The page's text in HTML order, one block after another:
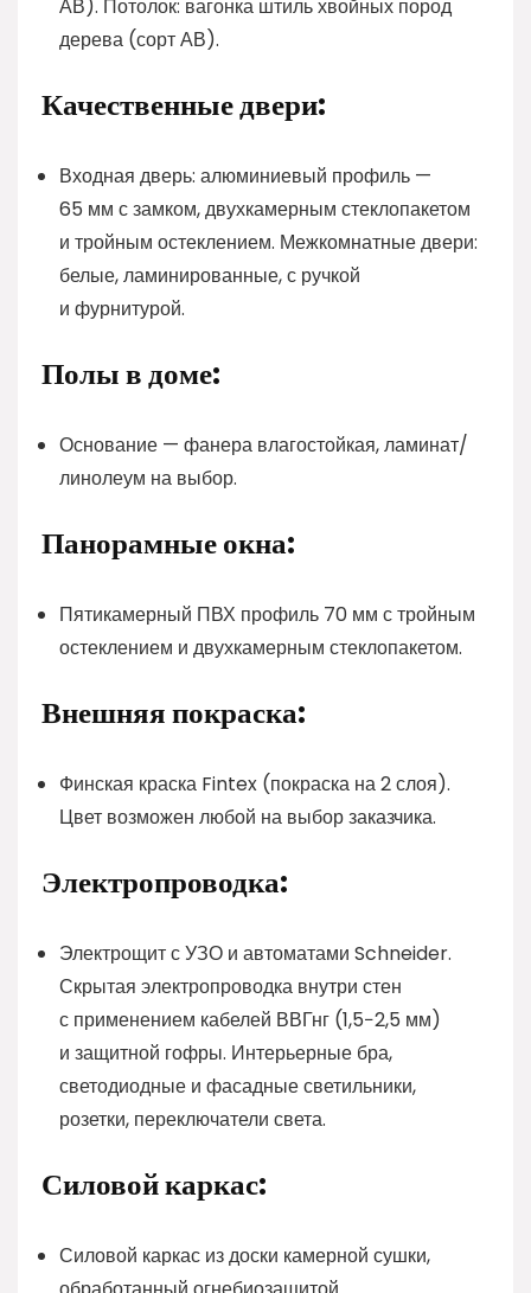
АВ). Потолок: вагонка штиль хвойных пород
дерева (сорт АВ).
Качественные двери:
Входная дверь: алюминиевый профиль —
65 мм с замком, двухкамерным стеклопакетом
и тройным остеклением. Межкомнатные двери:
белые, ламинированные, с ручкой
и фурнитурой.
Полы в доме:
Основание — фанера влагостойкая, ламинат/
линолеум на выбор.
Панорамные окна:
Пятикамерный ПВХ профиль 70 мм с тройным
остеклением и двухкамерным стеклопакетом.
Внешняя покраска:
Финская краска Fintex (покраска на 2 слоя).
Цвет возможен любой на выбор заказчика.
Электропроводка:
Электрощит с УЗО и автоматами Schneider.
Скрытая электропроводка внутри стен
с применением кабелей ВВГнг (1,5−2,5 мм)
и защитной гофры. Интерьерные бра,
светодиодные и фасадные светильники,
розетки, переключатели света.
Силовой каркас:
Силовой каркас из доски камерной сушки,